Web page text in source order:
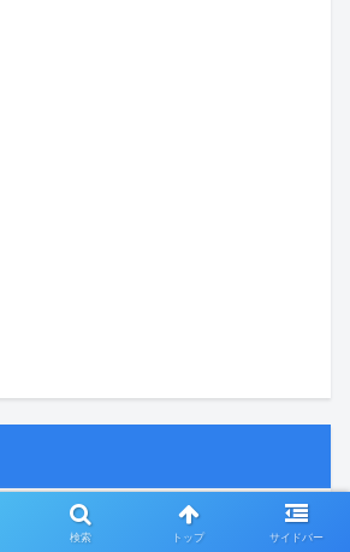
1,024
検索 トップ サイドバー